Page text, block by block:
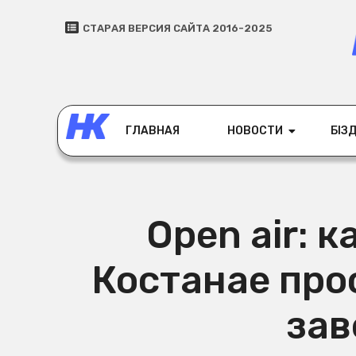
СТАРАЯ ВЕРСИЯ САЙТА 2016-2025
ГЛАВНАЯ НОВОСТИ
Open air:
Костанае